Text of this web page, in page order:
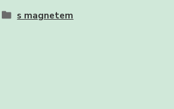
s magnetem